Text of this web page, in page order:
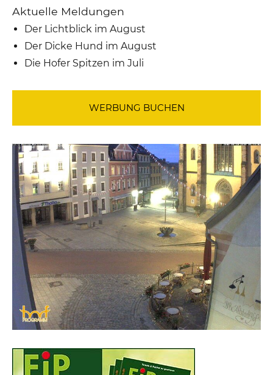
Aktuelle Meldungen
Der Lichtblick im August
Der Dicke Hund im August
Die Hofer Spitzen im Juli
WERBUNG BUCHEN